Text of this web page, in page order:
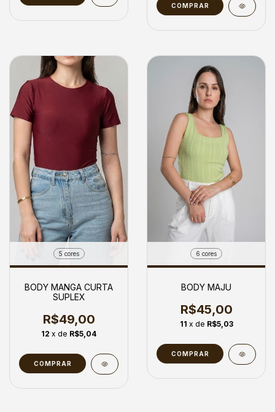
COMPRAR
5 cores
BODY MANGA CURTA
SUPLEX
R$49,00
12 x de R$5,04
COMPRAR
6 cores
BODY MAJU
R$45,00
11 x de R$5,03
COMPRAR